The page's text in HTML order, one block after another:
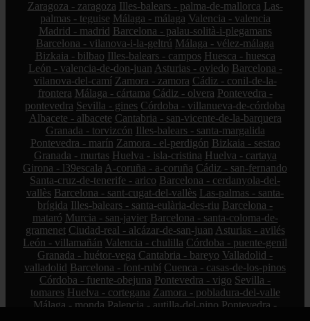
Zaragoza - zaragoza Illes-balears - palma-de-mallorca Las-
palmas - teguise Málaga - málaga Valencia - valencia
Madrid - madrid Barcelona - palau-solità-i-plegamans
Barcelona - vilanova-i-la-geltrú Málaga - vélez-málaga
Bizkaia - bilbao Illes-balears - campos Huesca - huesca
León - valencia-de-don-juan Asturias - oviedo Barcelona -
vilanova-del-camí Zamora - zamora Cádiz - conil-de-la-
frontera Málaga - cártama Cádiz - olvera Pontevedra -
pontevedra Sevilla - gines Córdoba - villanueva-de-córdoba
Albacete - albacete Cantabria - san-vicente-de-la-barquera
Granada - torvizcón Illes-balears - santa-margalida
Pontevedra - marín Zamora - el-perdigón Bizkaia - sestao
Granada - murtas Huelva - isla-cristina Huelva - cartaya
Girona - l39escala A-coruña - a-coruña Cádiz - san-fernando
Santa-cruz-de-tenerife - arico Barcelona - cerdanyola-del-
vallès Barcelona - sant-cugat-del-vallès Las-palmas - santa-
brígida Illes-balears - santa-eulària-des-riu Barcelona -
mataró Murcia - san-javier Barcelona - santa-coloma-de-
gramenet Ciudad-real - alcázar-de-san-juan Asturias - avilés
León - villamañán Valencia - chulilla Córdoba - puente-genil
Granada - huétor-vega Cantabria - bareyo Valladolid -
valladolid Barcelona - font-rubí Cuenca - casas-de-los-pinos
Córdoba - fuente-obejuna Pontevedra - vigo Sevilla -
tomares Huelva - cortegana Zamora - pobladura-del-valle
Málaga - monda Palencia - autilla-del-pino Pontevedra -